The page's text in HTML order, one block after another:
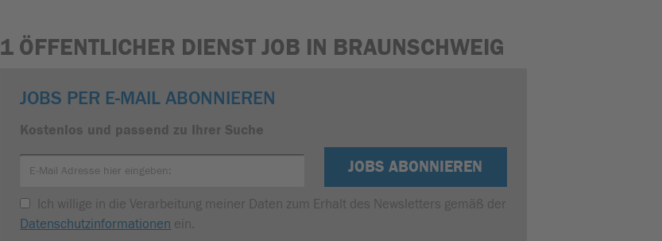
1 ÖFFENTLICHER DIENST JOB IN BRAUNSCHWEIG
JOBS PER E-MAIL ABONNIEREN
Kostenlos und passend zu Ihrer Suche
JOBS ABONNIEREN
Ich willige in die Verarbeitung meiner Daten zum Erhalt des Newsletters gemäß der
Datenschutzinformationen ein.